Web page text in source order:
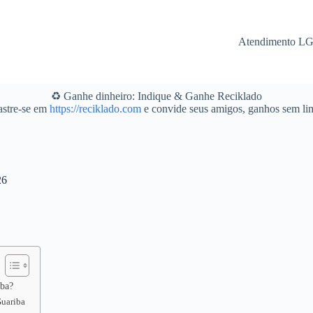
Atendimento
♻️ Ganhe dinheiro: Indique & Ganhe Reciklado
se em https://reciklado.come convide seus amigos, ganhos sem